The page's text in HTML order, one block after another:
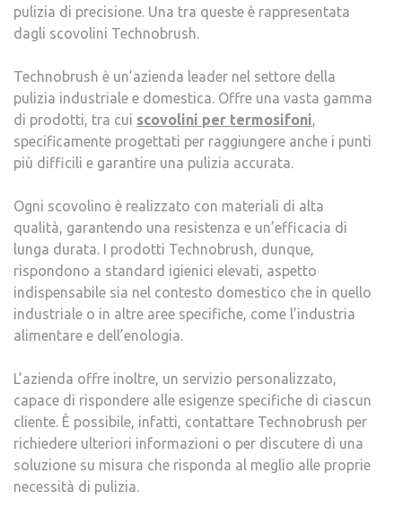
pulizia di precisione. Una tra queste è rappresentata
dagli scovolini Technobrush.
Technobrush è un’azienda leader nel settore della
pulizia industriale e domestica. Offre una vasta gamma
di prodotti, tra cui scovolini per termosifoni,
specificamente progettati per raggiungere anche i punti
più difficili e garantire una pulizia accurata.
Ogni scovolino è realizzato con materiali di alta
qualità, garantendo una resistenza e un’efficacia di
lunga durata. I prodotti Technobrush, dunque,
rispondono a standard igienici elevati, aspetto
indispensabile sia nel contesto domestico che in quello
industriale o in altre aree specifiche, come l’industria
alimentare e dell’enologia.
L’azienda offre inoltre, un servizio personalizzato,
capace di rispondere alle esigenze specifiche di ciascun
cliente. È possibile, infatti, contattare Technobrush per
richiedere ulteriori informazioni o per discutere di una
soluzione su misura che risponda al meglio alle proprie
necessità di pulizia.